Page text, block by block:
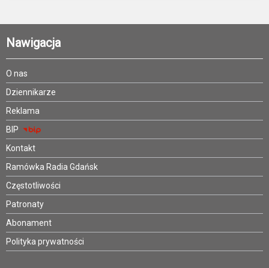
Nawigacja
O nas
Dziennikarze
Reklama
BIP
Kontakt
Ramówka Radia Gdańsk
Częstotliwości
Patronaty
Abonament
Polityka prywatności